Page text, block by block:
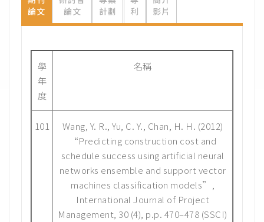
論文
論文
計劃
利
影片
學
年
度
名稱
101
Wang, Y. R., Yu, C. Y., Chan, H. H. (2012)
“Predicting construction cost and
schedule success using artificial neural
networks ensemble and support vector
machines classification models”,
International Journal of Project
Management, 30 (4), p.p. 470–478 (SSCI)